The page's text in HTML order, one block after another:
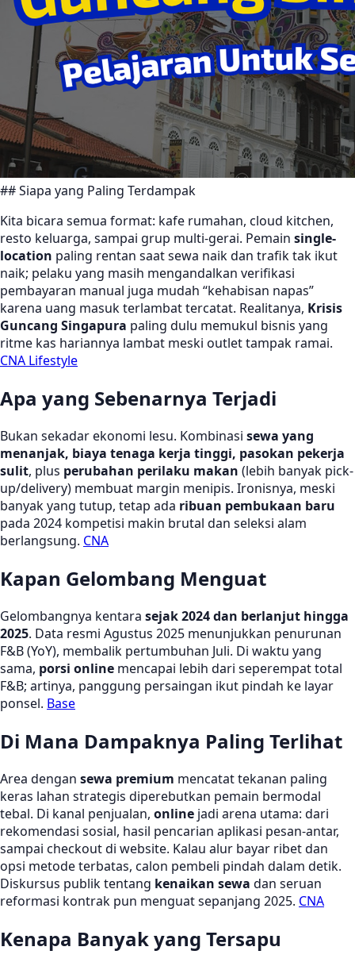
## Siapa yang Paling Terdampak
Kita bicara semua format: kafe rumahan, cloud kitchen,
resto keluarga, sampai grup multi-gerai. Pemain single-
location paling rentan saat sewa naik dan trafik tak ikut
naik; pelaku yang masih mengandalkan verifikasi
pembayaran manual juga mudah “kehabisan napas”
karena uang masuk terlambat tercatat. Realitanya, Krisis
Guncang Singapura paling dulu memukul bisnis yang
ritme kas hariannya lambat meski outlet tampak ramai.
CNA Lifestyle
Apa yang Sebenarnya Terjadi
Bukan sekadar ekonomi lesu. Kombinasi sewa yang
menanjak, biaya tenaga kerja tinggi, pasokan pekerja
sulit, plus perubahan perilaku makan (lebih banyak pick-
up/delivery) membuat margin menipis. Ironisnya, meski
banyak yang tutup, tetap ada ribuan pembukaan baru
pada 2024 kompetisi makin brutal dan seleksi alam
berlangsung. CNA
Kapan Gelombang Menguat
Gelombangnya kentara sejak 2024 dan berlanjut hingga
2025. Data resmi Agustus 2025 menunjukkan penurunan
F&B (YoY), membalik pertumbuhan Juli. Di waktu yang
sama, porsi online mencapai lebih dari seperempat total
F&B; artinya, panggung persaingan ikut pindah ke layar
ponsel. Base
Di Mana Dampaknya Paling Terlihat
Area dengan sewa premium mencatat tekanan paling
keras lahan strategis diperebutkan pemain bermodal
tebal. Di kanal penjualan, online jadi arena utama: dari
rekomendasi sosial, hasil pencarian aplikasi pesan-antar,
sampai checkout di website. Kalau alur bayar ribet dan
opsi metode terbatas, calon pembeli pindah dalam detik.
Diskursus publik tentang kenaikan sewa dan seruan
reformasi kontrak pun menguat sepanjang 2025. CNA
Kenapa Banyak yang Tersapu